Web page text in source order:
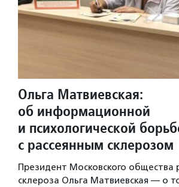
Ольга Матвиевская:
об информационной
и психологической
с рассеянным склерозом
Президент Московского общества
склероза Ольга Матвиевская — о